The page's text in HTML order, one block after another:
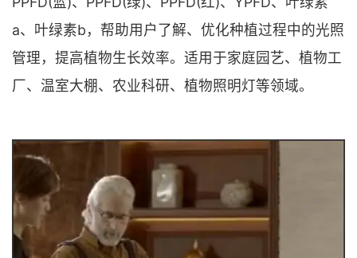
a、叶绿素b，帮助用户了解、优化种植过程中的光照
管理，提高植物生长效率。适用于家庭园艺、植物工
厂、温室大棚、农业科研、植物照明灯等领域。